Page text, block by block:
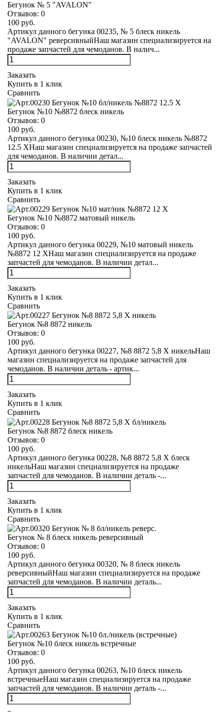
Бегунок № 5 "AVALON"
Отзывов: 0
100 руб.
Артикул данного бегунка 00235, № 5 блеск никель
"AVALON" реверсивныйНаш магазин специализируется на
продаже запчастей для чемоданов. В налич...
Заказать
Купить в 1 клик
Сравнить
Бегунок №10 №8872 блеск никель
Отзывов: 0
100 руб.
Артикул данного бегунка 00230, №10 блеск никель №8872
12.5 XНаш магазин специализируется на продаже запчастей
для чемоданов. В наличии детал...
Заказать
Купить в 1 клик
Сравнить
Бегунок №10 №8872 матовый никель
Отзывов: 0
100 руб.
Артикул данного бегунка 00229, №10 матовый никель
№8872 12 XНаш магазин специализируется на продаже
запчастей для чемоданов. В наличии детал...
Заказать
Купить в 1 клик
Сравнить
Бегунок №8 8872 никель
Отзывов: 0
100 руб.
Артикул данного бегунка 00227, №8 8872 5,8 Х никельНаш
магазин специализируется на продаже запчастей для
чемоданов. В наличии деталь - артик...
Заказать
Купить в 1 клик
Сравнить
Бегунок №8 8872 блеск никель
Отзывов: 0
100 руб.
Артикул данного бегунка 00228, №8 8872 5,8 Х блеск
никельНаш магазин специализируется на продаже
запчастей для чемоданов. В наличии деталь -...
Заказать
Купить в 1 клик
Сравнить
Бегунок № 8 блеск никель реверсивный
Отзывов: 0
100 руб.
Артикул данного бегунка 00320, № 8 блеск никель
реверсивныйНаш магазин специализируется на продаже
запчастей для чемоданов. В наличии деталь...
Заказать
Купить в 1 клик
Сравнить
Бегунок №10 блеск никель встречные
Отзывов: 0
100 руб.
Артикул данного бегунка 00263, №10 блеск никель
встречныеНаш магазин специализируется на продаже
запчастей для чемоданов. В наличии деталь -...